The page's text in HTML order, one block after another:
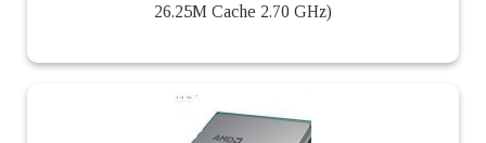
26.25M Cache 2.70 GHz)